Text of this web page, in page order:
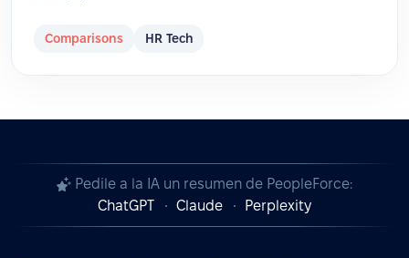
Comparisons HR Tech
Pedile a la IA un resumen de PeopleForce:
ChatGPT
Claude Perplexity